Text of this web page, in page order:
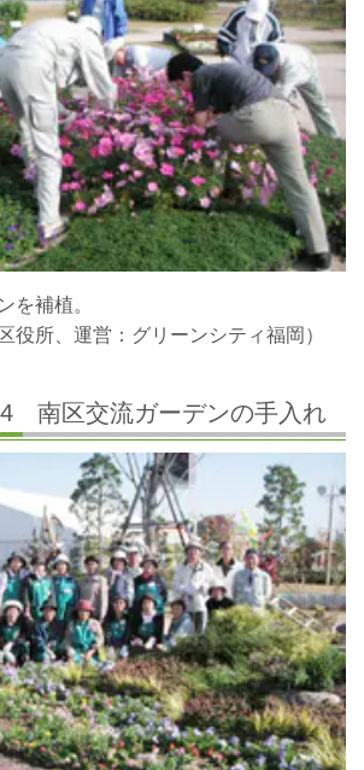
を補植。
役所、運営：グリーンシティ福岡）
南区交流ガーデンの手入れ